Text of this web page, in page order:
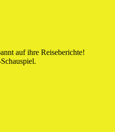
auf ihre Reiseberichte!